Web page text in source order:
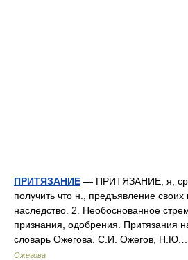
ПРИТЯЗАНИЕ — ПРИТЯЗАНИЕ, я,
получить что н., предъявление
наследство. 2. Необоснованное
признания, одобрения. Притязания
словарь Ожегова. С.И. Ожегов,
Ожегова